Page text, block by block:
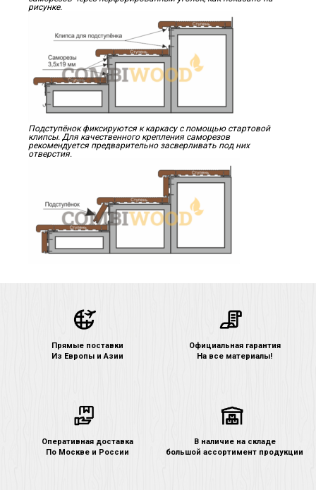
рисунке.
Подступёнок фиксируются к каркасу с помощью стартовой
клипсы. Для качественного крепления саморезов
рекомендуется предварительно засверливать под них
отверстия.
Прямые поставки
Из Европы и Азии
Официальная гарантия
На все материалы!
Оперативная доставка
По Москве и России
В наличие на складе
большой ассортимент продукции